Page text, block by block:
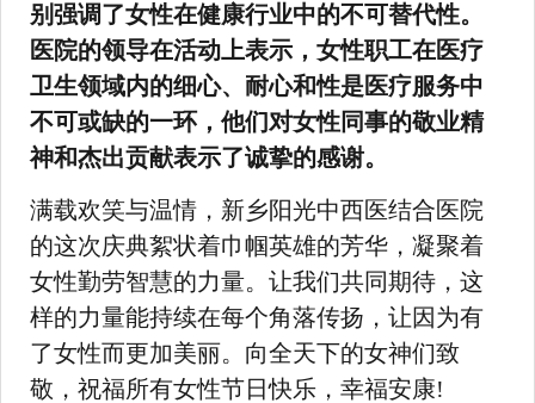
别强调了女性在健康行业中的不可替代性。
医院的领导在活动上表示，女性职工在医疗
卫生领域内的细心、耐心和性是医疗服务中
不可或缺的一环，他们对女性同事的敬业精
神和杰出贡献表示了诚挚的感谢。
满载欢笑与温情，新乡阳光中西医结合医院
的这次庆典絮状着巾帼英雄的芳华，凝聚着
女性勤劳智慧的力量。让我们共同期待，这
样的力量能持续在每个角落传扬，让因为有
了女性而更加美丽。向全天下的女神们致
敬，祝福所有女性节日快乐，幸福安康!